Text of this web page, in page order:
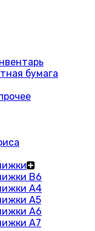
бумага
В6
A4
А5
А6
А7